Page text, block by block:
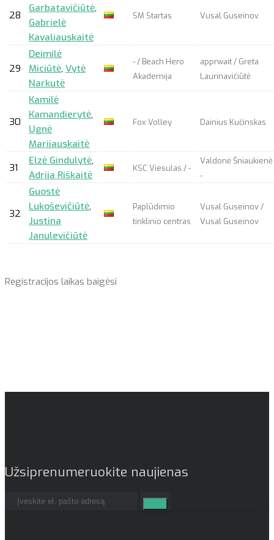
28
Garbatavičiūtė,
Gabrielė
Kavaliauskaitė
SM Startas Vusal Guseinov
29
Deimilė
Miciūtė, Vytė
Narkutė
- / Beach Hero
Akademija
apprwait/ Greta
Laurinavičiūtė
30
Kamilė
Kamandierytė,
Ugnė
Marijauskaitė
Fox Volley Dainius Kučinskas
31
Elzė Gindulytė,
Adrija Riškaitė
KSC Viesulas / -
Valdonė
-
32
Guostė
Lukoševičiūtė,
Justina
Janulevičiūtė
Paplūdimio
tinklinio centras
Vusal Guseinov /
Vusal Guseinov
Registracijos laikas baigėsi
Užsiprenumeruokite naujienas